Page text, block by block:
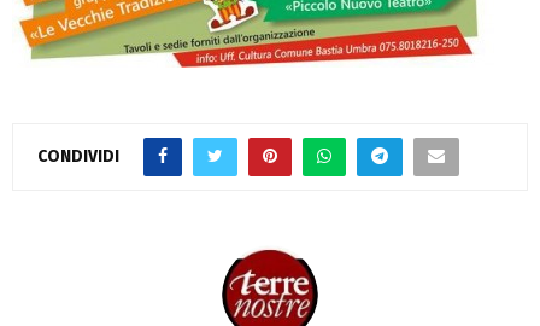
CONDIVIDI